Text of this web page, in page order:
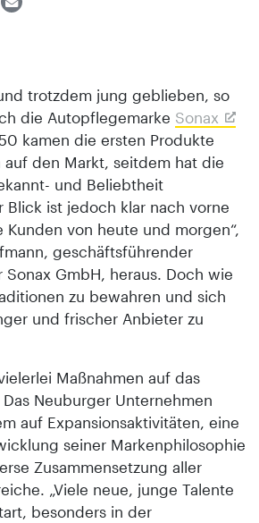
trotzdem jung geblieben, so
die Autopflegemarke Sonax
kamen die ersten Produkte
auf den Markt, seitdem hat die
und Beliebtheit
Blick ist jedoch klar nach vorne
von heute und morgen“,
geschäftsführender
Sonax GmbH, heraus. Doch wie
zu bewahren und sich
und frischer Anbieter zu
Maßnahmen auf das
Neuburger Unternehmen
auf Expansionsaktivitäten, eine
seiner Markenphilosophie
Zusammensetzung aller
„Viele neue, junge Talente
besonders in der